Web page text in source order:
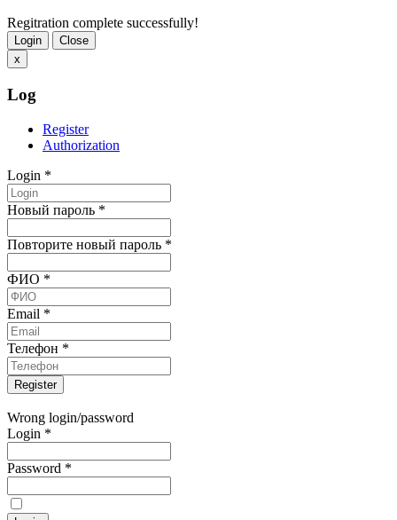
Regitration complete successfully!
Login
Close
x
Log
Register
Authorization
Login *
Новый пароль *
Повторите новый пароль *
ФИО *
Email *
Телефон *
Wrong login/password
Login *
Password *